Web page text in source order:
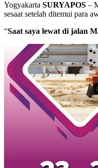
Yogyakarta SURYAPOS –
sesaat setelah ditemui para
“Saat saya lewat di jalan